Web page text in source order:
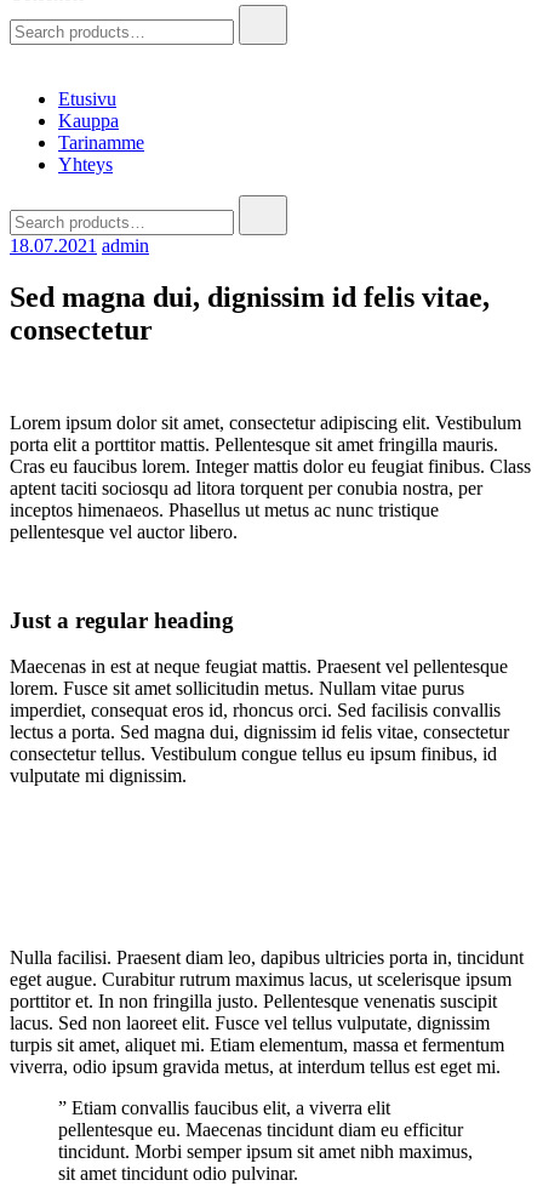
Etusivu
Kauppa
Tarinamme
Yhteys
18.07.2021 admin
Sed magna dui, dignissim id felis vitae,
consectetur
Lorem ipsum dolor sit amet, consectetur adipiscing elit. Vestibulum
porta elit a porttitor mattis. Pellentesque sit amet fringilla mauris.
Cras eu faucibus lorem. Integer mattis dolor eu feugiat finibus. Class
aptent taciti sociosqu ad litora torquent per conubia nostra, per
inceptos himenaeos. Phasellus ut metus ac nunc tristique
pellentesque vel auctor libero.
Just a regular heading
Maecenas in est at neque feugiat mattis. Praesent vel pellentesque
lorem. Fusce sit amet sollicitudin metus. Nullam vitae purus
imperdiet, consequat eros id, rhoncus orci. Sed facilisis convallis
lectus a porta. Sed magna dui, dignissim id felis vitae, consectetur
consectetur tellus. Vestibulum congue tellus eu ipsum finibus, id
vulputate mi dignissim.
Nulla facilisi. Praesent diam leo, dapibus ultricies porta in, tincidunt
eget augue. Curabitur rutrum maximus lacus, ut scelerisque ipsum
porttitor et. In non fringilla justo. Pellentesque venenatis suscipit
lacus. Sed non laoreet elit. Fusce vel tellus vulputate, dignissim
turpis sit amet, aliquet mi. Etiam elementum, massa et fermentum
viverra, odio ipsum gravida metus, at interdum tellus est eget mi.
” Etiam convallis faucibus elit, a viverra elit
pellentesque eu. Maecenas tincidunt diam eu efficitur
tincidunt. Morbi semper ipsum sit amet nibh maximus,
sit amet tincidunt odio pulvinar.